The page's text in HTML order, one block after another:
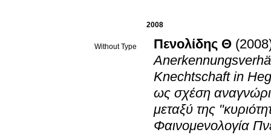
2008
Without Type Πενολίδης Θ
Knechtschaft in
ως σχέση
μεταξύ της
Φαινομeνολογία